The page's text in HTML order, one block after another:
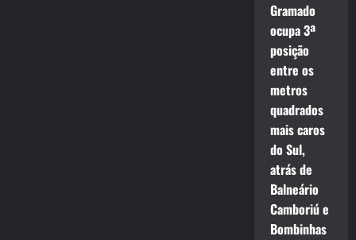
Gramado
ocupa 3ª
posição
entre os
metros
quadrados
mais caros
do Sul,
atrás de
Balneário
Camboriú e
Bombinhas